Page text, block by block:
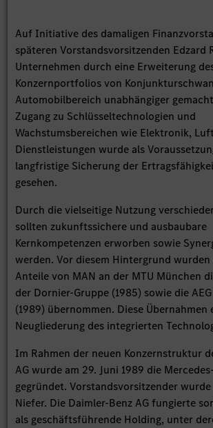
Auf Initiative des damaligen
späteren Vorstandsvorsitzenden Edzard
Unternehmen durch eine Erweiterung
Konzernportfolios von
Automobilbereich unabhängiger
Zugang zu Schlüsseltechnologien und
Wachstumsbereichen wie Elektronik,
Dienstleistungen wurde als
langfristige Sicherung der
gesehen.
Durch die vielseitige Nutzung
sollten zukunftssichere und ausbaubare
Kernkompetenzen erworben sowie
werden. Vor diesem Hintergrund
Anteile von MAN an der MTU München
der Dornier-Gruppe (1985) sowie die
(1989) übernommen. Diese
Neugliederung des integrierten
Im Rahmen der neuen Konzernstruktur
AG wurde am 29. Juni 1989 die
gegründet. Vorstandsvorsitzender
Niefer. Die Daimler-Benz AG fungierte
als geschäftsführende Holding, unter